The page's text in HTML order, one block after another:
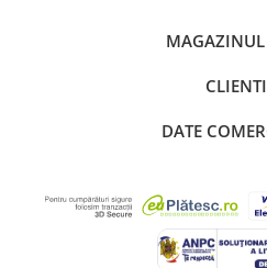
CLIENTI
DATE